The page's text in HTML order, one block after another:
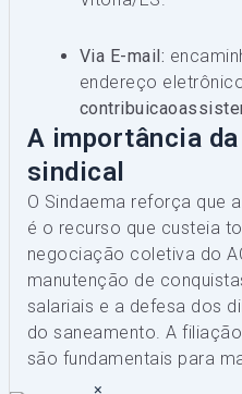
Via E-mail:
endereço
A importância
sindical
O Sindaema reforça que
é o recurso que custeia
negociação coletiva do
manutenção de
salariais e a defesa dos
do saneamento. A
são fundamentais para
representativa.